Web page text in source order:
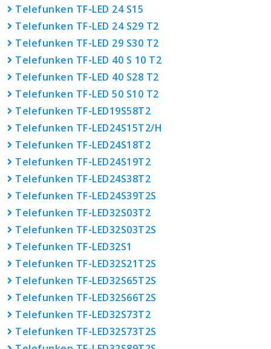
Telefunken TF-LED 24 S15
Telefunken TF-LED 24 S29 T2
Telefunken TF-LED 29 S30 T2
Telefunken TF-LED 40 S 10 T2
Telefunken TF-LED 40 S28 T2
Telefunken TF-LED 50 S10 T2
Telefunken TF-LED19S58T2
Telefunken TF-LED24S15T2/H
Telefunken TF-LED24S18T2
Telefunken TF-LED24S19T2
Telefunken TF-LED24S38T2
Telefunken TF-LED24S39T2S
Telefunken TF-LED32S03T2
Telefunken TF-LED32S03T2S
Telefunken TF-LED32S1
Telefunken TF-LED32S21T2S
Telefunken TF-LED32S65T2S
Telefunken TF-LED32S66T2S
Telefunken TF-LED32S73T2
Telefunken TF-LED32S73T2S